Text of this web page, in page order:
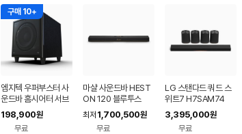
구매 10+
엠지텍 우퍼부스터 사
운드바 홈시어터 서브
우퍼 스피커 Q9900 /
Q9900Pro 300W
198,900원
무료
마샬 사운드바 HEST
ON 120 블루투스
최저 1,700,500원
무료
LG 스탠다드 쿼드 스
위트7 H7SAM74
3,395,000원
무료